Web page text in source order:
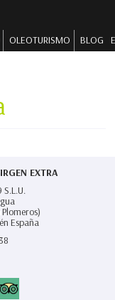
OLEOTURISMO BLOG
EXTRA
España